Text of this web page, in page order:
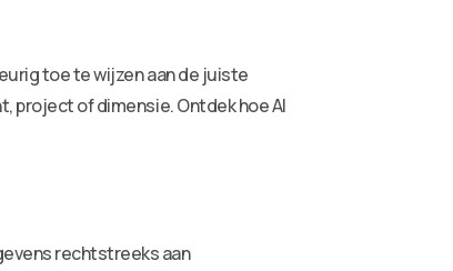
toe te wijzen aan de juiste
project of dimensie. Ontdek hoe AI
rechtstreeks aan